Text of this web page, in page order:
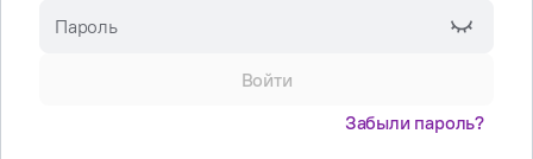
Пароль
Войти
Забыли пароль?